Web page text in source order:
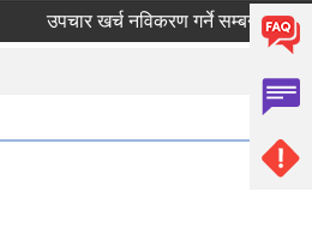
उपचार खर्च नविकरण गर्ने सम्बन्धमा